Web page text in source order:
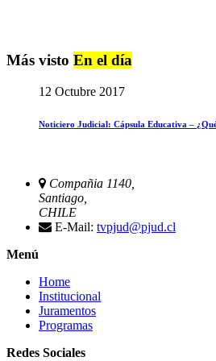
Más visto En el día
12 Octubre 2017
Noticiero Judicial: Cápsula Educativa –
Compañia 1140,
Santiago,
CHILE
E-Mail: tvpjud@pjud.cl
Menú
Home
Institucional
Juramentos
Programas
Redes Sociales